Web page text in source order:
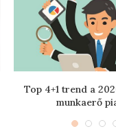
Top 4+1 trend a
munkaerő